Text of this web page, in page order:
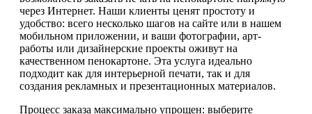
через Интернет. Наши клиенты ценят простоту и
удобство: всего несколько шагов на сайте или в нашем
мобильном приложении, и ваши фотографии, арт-
работы или дизайнерские проекты оживут на
качественном пенокартоне. Эта услуга идеально
подходит как для интерьерной печати, так и для
создания рекламных и презентационных материалов.
Процесс заказа максимально упрощен: выберите